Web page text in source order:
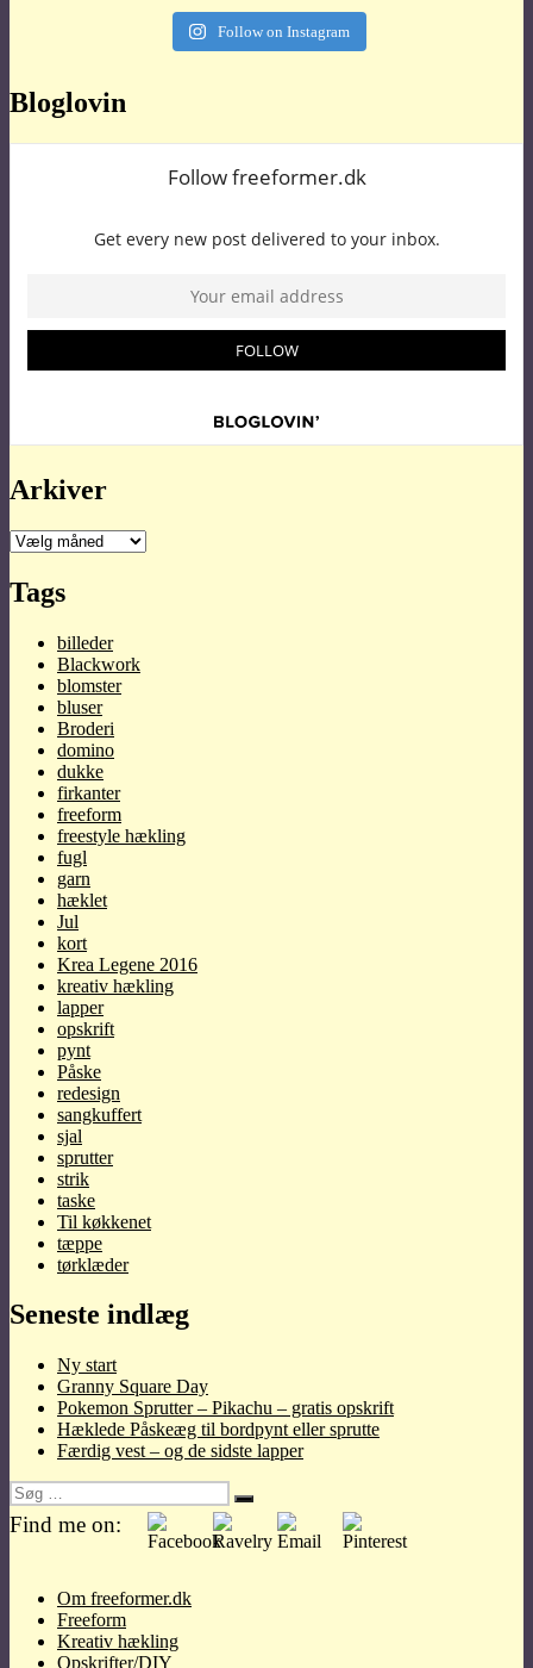
Follow on Instagram
Bloglovin
Arkiver
Arkiver
Tags
billeder
Blackwork
blomster
bluser
Broderi
domino
dukke
firkanter
freeform
freestyle hækling
fugl
garn
hæklet
Jul
kort
Krea Legene 2016
kreativ hækling
lapper
opskrift
pynt
Påske
redesign
sangkuffert
sjal
sprutter
strik
taske
Til køkkenet
tæppe
tørklæder
Seneste indlæg
Ny start
Granny Square Day
Pokemon Sprutter – Pikachu – gratis opskrift
Hæklede Påskeæg til bordpynt eller sprutte
Færdig vest – og de sidste lapper
Søg
efter:
Søg
Find me on:
Om freeformer.dk
Freeform
Kreativ hækling
Opskrifter/DIY